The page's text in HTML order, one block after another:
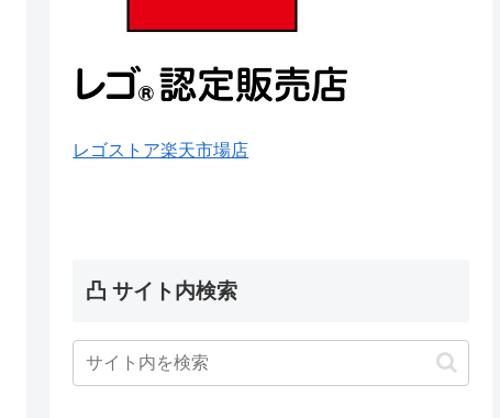
レゴストア楽天市場店
凸 サイト内検索